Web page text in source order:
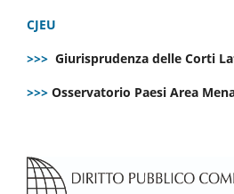
CJEU
>>> Giurisprudenza delle Corti
>>> Osservatorio Paesi Area